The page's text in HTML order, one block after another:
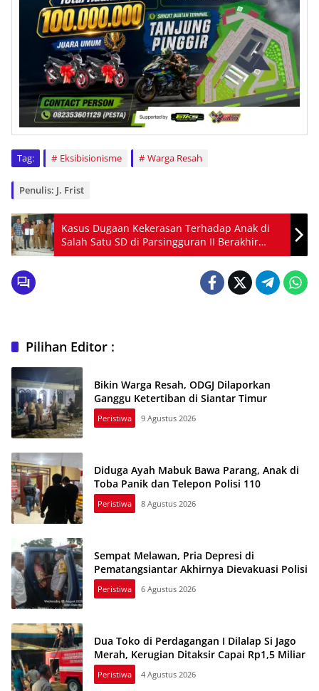
Tag: Eksibisionisme Warga Resah
Penulis: J. Frist
Kasus Dugaan Kekerasan Terhadap Anak di
Salah Satu SD di Parsingguran II Berakhir
Mediasi di Polsek Pollung
Pilihan Editor :
Bikin Warga Resah, ODGJ Dilaporkan
Ganggu Ketertiban di Siantar Timur
Peristiwa 9 Agustus 2026
Diduga Ayah Mabuk Bawa Parang, Anak di
Toba Panik dan Telepon Polisi 110
Peristiwa 8 Agustus 2026
Sempat Melawan, Pria Depresi di
Pematangsiantar Akhirnya Dievakuasi Polisi
Peristiwa 6 Agustus 2026
Dua Toko di Perdagangan I Dilalap Si Jago
Merah, Kerugian Ditaksir Capai Rp1,5 Miliar
Peristiwa 4 Agustus 2026